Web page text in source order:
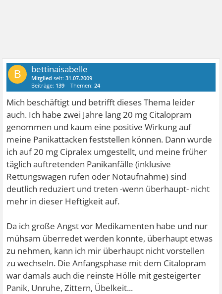
B bettinaisabelle
Mitglied seit:31.07.2009
Beiträge: 139 Themen:24
Mich beschäftigt und betrifft dieses Thema leider
auch. Ich habe zwei Jahre lang 20 mg Citalopram
genommen und kaum eine positive Wirkung auf
meine Panikattacken feststellen können. Dann wurde
ich auf 20 mg Cipralex umgestellt, und meine früher
täglich auftretenden Panikanfälle (inklusive
Rettungswagen rufen oder Notaufnahme) sind
deutlich reduziert und treten -wenn überhaupt- nicht
mehr in dieser Heftigkeit auf.
Da ich große Angst vor Medikamenten habe und nur
mühsam überredet werden konnte, überhaupt etwas
zu nehmen, kann ich mir überhaupt nicht vorstellen
zu wechseln. Die Anfangsphase mit dem Citalopram
war damals auch die reinste Hölle mit gesteigerter
Panik, Unruhe, Zittern, Übelkeit...